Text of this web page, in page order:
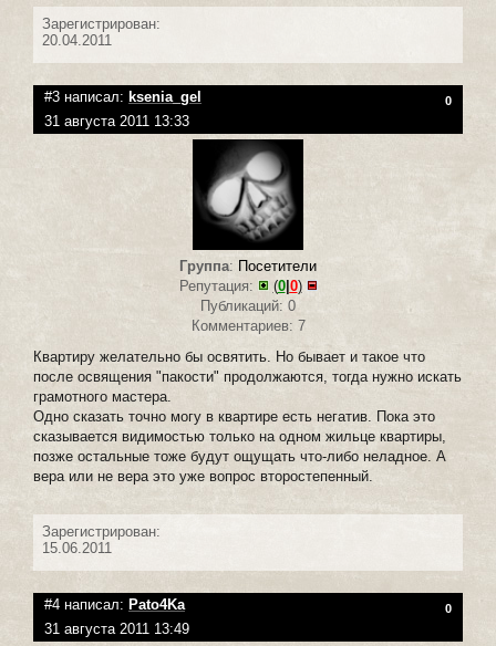
Зарегистрирован:
20.04.2011
#3 написал: ksenia_gel 0
31 августа 2011 13:33
Группа: Посетители
Репутация:
(0| 0)
Публикаций: 0
Комментариев: 7
Квартиру желательно бы освятить. Но бывает и такое что
после освящения "пакости" продолжаются, тогда нужно искать
грамотного мастера.
Одно сказать точно могу в квартире есть негатив. Пока это
сказывается видимостью только на одном жильце квартиры,
позже остальные тоже будут ощущать что-либо неладное. А
вера или не вера это уже вопрос второстепенный.
Зарегистрирован:
15.06.2011
#4 написал: Pato4Ka 0
31 августа 2011 13:49